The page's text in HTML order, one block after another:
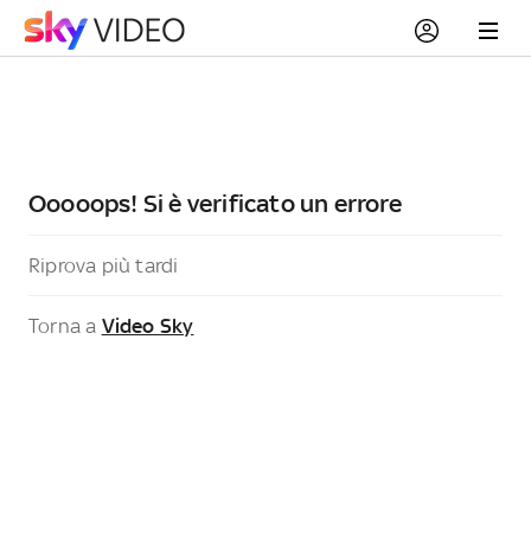
Ooooops! Si è verificato un errore
Riprova più tardi
Torna a Video Sky